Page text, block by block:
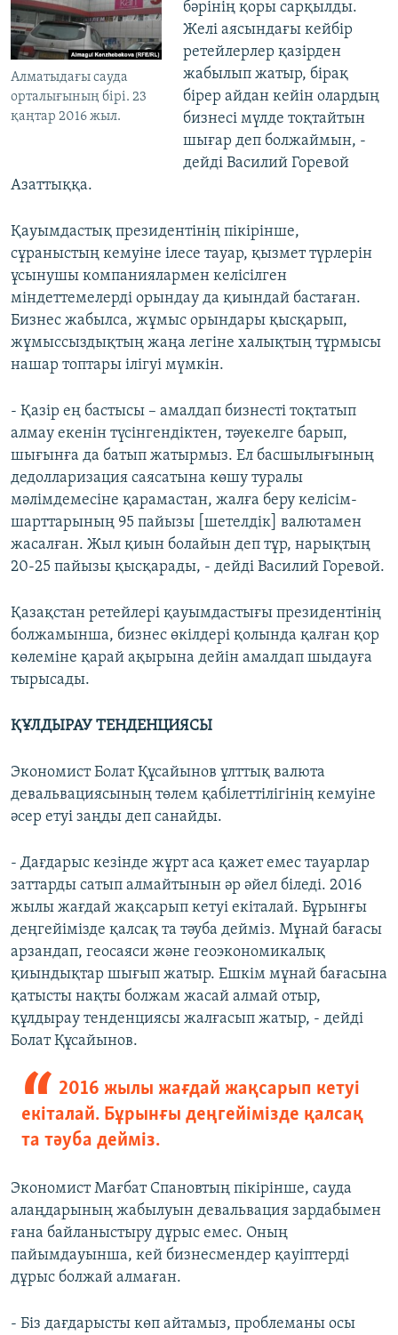
Алматыдағы сауда
орталығының бірі. 23
қаңтар 2016 жыл.
бәрінің қоры сарқылды.
Желі аясындағы кейбір
ретейлерлер қазірден
жабылып жатыр, бірақ
бірер айдан кейін олардың
бизнесі мүлде тоқтайтын
шығар деп болжаймын, -
дейді Василий Горевой
Азаттыққа.
Қауымдастық президентінің пікірінше,
сұраныстың кемуіне ілесе тауар, қызмет түрлерін
ұсынушы компаниялармен келісілген
міндеттемелерді орындау да қиындай бастаған.
Бизнес жабылса, жұмыс орындары қысқарып,
жұмыссыздықтың жаңа легіне халықтың тұрмысы
нашар топтары ілігуі мүмкін.
- Қазір ең бастысы – амалдап бизнесті тоқтатып
алмау екенін түсінгендіктен, тәуекелге барып,
шығынға да батып жатырмыз. Ел басшылығының
дедолларизация саясатына көшу туралы
мәлімдемесіне қарамастан, жалға беру келісім-
шарттарының 95 пайызы [шетелдік] валютамен
жасалған. Жыл қиын болайын деп тұр, нарықтың
20-25 пайызы қысқарады, - дейді Василий Горевой.
Қазақстан ретейлері қауымдастығы президентінің
болжамынша, бизнес өкілдері қолында қалған қор
көлеміне қарай ақырына дейін амалдап шыдауға
тырысады.
ҚҰЛДЫРАУ ТЕНДЕНЦИЯСЫ
Экономист Болат Құсайынов ұлттық валюта
девальвациясының төлем қабілеттілігінің кемуіне
әсер етуі заңды деп санайды.
- Дағдарыс кезінде жұрт аса қажет емес тауарлар
заттарды сатып алмайтынын әр әйел біледі. 2016
жылы жағдай жақсарып кетуі екіталай. Бұрынғы
деңгейімізде қалсақ та тәуба дейміз. Мұнай бағасы
арзандап, геосаяси және геоэкономикалық
қиындықтар шығып жатыр. Ешкім мұнай бағасына
қатысты нақты болжам жасай алмай отыр,
құлдырау тенденциясы жалғасып жатыр, - дейді
Болат Құсайынов.
2016 жылы жағдай жақсарып кетуі
екіталай. Бұрынғы деңгейімізде қалсақ
та тәуба дейміз.
Экономист Мағбат Спановтың пікірінше, сауда
алаңдарының жабылуын девальвация зардабымен
ғана байланыстыру дұрыс емес. Оның
пайымдауынша, кей бизнесмендер қауіптерді
дұрыс болжай алмаған.
- Біз дағдарысты көп айтамыз, проблеманы осы